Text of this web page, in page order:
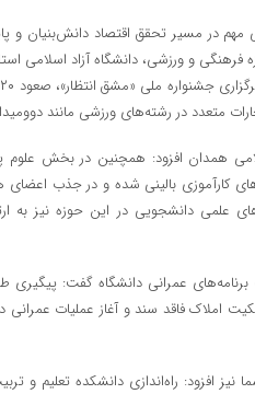
در مسیر تحقق اقتصاد دانش‌بنیان و
فرهنگی و ورزشی، دانشگاه آزاد اسلامی
متعدد در رشته‌های ورزشی مانند
کارآموزی بالینی شده و در جذب
علمی دانشجویی در این حوزه نیز به
عمرانی دانشگاه گفت: پیگیری
املاک فاقد سند و آغاز عملیات
نیز افزود: راه‌اندازی دانشکده تعلیم و